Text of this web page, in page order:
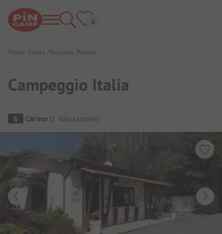
Home Italia Toscana Massa
Campeggio Italia
Panoramica del campeggio
6 Carino (1 Valutazione)